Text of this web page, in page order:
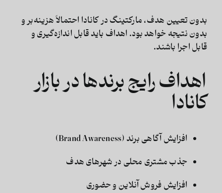
بدون تعیین هدف،مارکتینگ در کانادا احتمالاً هزینه‌بر و
بدون نتیجه خواهد بود. اهداف باید قابل اندازه‌گیری و
قابل اجرا باشند.
اهداف رایج برندها در بازار
کانادا
افزایش آگاهی برند (Brand Awareness)
جذب مشتری محلی در شهرهای هدف
افزایش فروش آنلاین و حضوری